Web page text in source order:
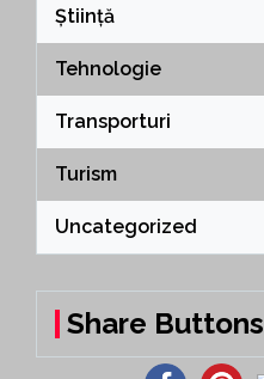
Știință
Tehnologie
Transporturi
Turism
Uncategorized
Share Buttons